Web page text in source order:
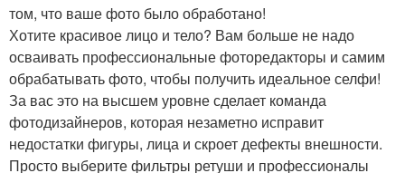
том, что ваше фото было обработано!
Хотите красивое лицо и тело? Вам больше не надо
осваивать профессиональные фоторедакторы и самим
обрабатывать фото, чтобы получить идеальное селфи!
За вас это на высшем уровне сделает команда
фотодизайнеров, которая незаметно исправит
недостатки фигуры, лица и скроет дефекты внешности.
Просто выберите фильтры ретуши и профессионалы